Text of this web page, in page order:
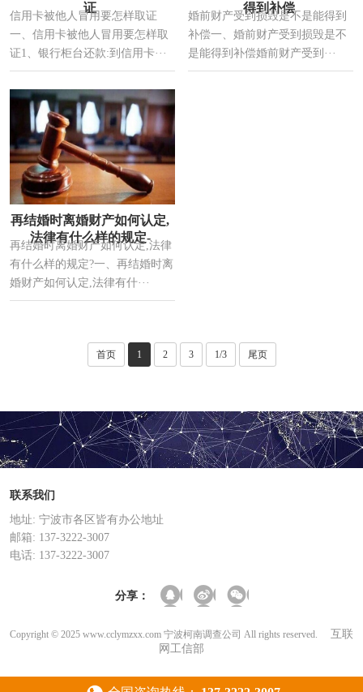
证
信用卡被他人冒用要怎样取证
一、信用卡被他人冒用要怎样取
证1、银行柜台还款:到信用卡···
得到补偿
婚前财产受到损毁是不是能得到
补偿一、婚前财产受到损毁是不
是能得到补偿婚前财产受到···
再结婚时离婚财产如何认定,
法律有什么样的规定-
再结婚时离婚财产如何认定,法律
有什么样的规定?一、再结婚时离
婚财产如何认定,法律有什···
首页 1 2 3 1/3 尾页
联系我们
地址: 宁波市各区皆有办公地址
邮箱: 137-3222-3007
电话: 137-3222-3007
分享：
Copyright © 2025 www.cclymzxx.com 宁波柯南调查公司 All rights reserved.
互联
网工信部